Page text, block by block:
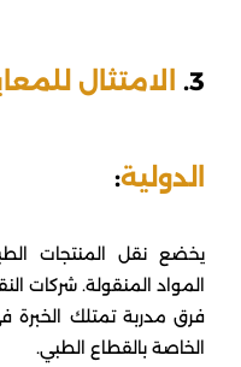
3. الامتثال
الدولية:
يخضع نقل المنتجات
المواد المنقولة. شركات
فرق مدربة تمتلك الخبرة
الخاصة بالقطاع الطبي.